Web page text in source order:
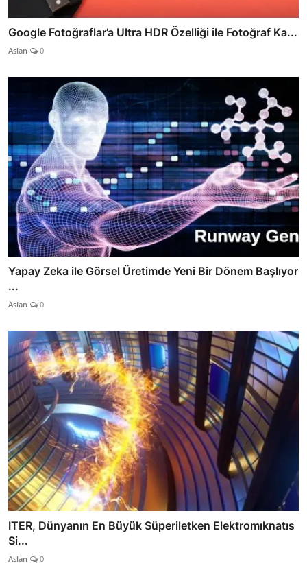
Google Fotoğraflar’a Ultra HDR Özelliği ile Fotoğraf Ka...
Aslan 0
Yapay Zeka ile Görsel Üretimde Yeni Bir Dönem Başlıyor
...
Aslan 0
ITER, Dünyanın En Büyük Süperiletken Elektromıknatıs
Si...
Aslan 0